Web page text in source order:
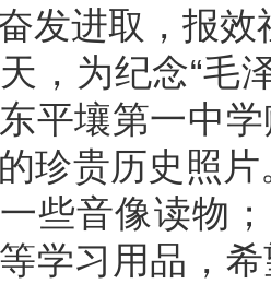
发进取，报效
为纪念“毛泽
平壤第一中
珍贵历史照片
些音像读物
学习用品，